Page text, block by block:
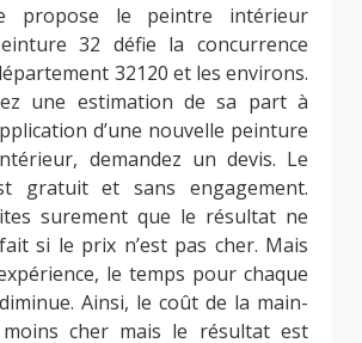
propose le peintre intérieur
32 défie la concurrence
32120 et les environs.
une estimation de sa part à
d’une nouvelle peinture
demandez un devis. Le
gratuit et sans engagement.
surement que le résultat ne
si le prix n’est pas cher. Mais
le temps pour chaque
Ainsi, le coût de la main-
cher mais le résultat est